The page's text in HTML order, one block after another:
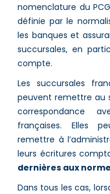
nomenclature du
définie par le
les banques et
succursales, en
compte.
Les succursales
peuvent remettre au
correspondance
françaises. Elles
remettre à
leurs écritures
dernières aux
Dans tous les cas,